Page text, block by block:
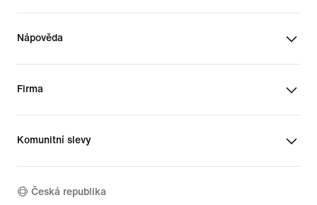
Nápověda
Firma
Komunitní slevy
Česká republika